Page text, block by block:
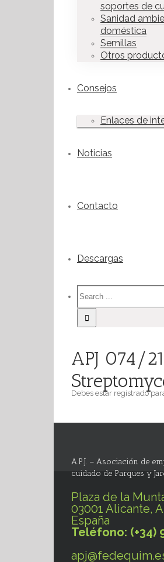
soportes de
Sanidad
doméstica
Semillas
Otros
Consejos
Enlaces de
Noticias
Contacto
Descargas
APJ 074/
Debes estar registrado
A.P.J. – Asociación de
cuidado de Parques y
Plaza de la
03001 Alicante,
España
Teléfono: (+34)